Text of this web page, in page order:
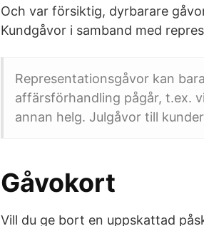
Och var försiktig, dyrbarare
Kundgåvor i samband med
Representationsgåvor kan
affärsförhandling pågår, t.ex.
annan helg. Julgåvor till
Gåvokort
Vill du ge bort en uppskattad